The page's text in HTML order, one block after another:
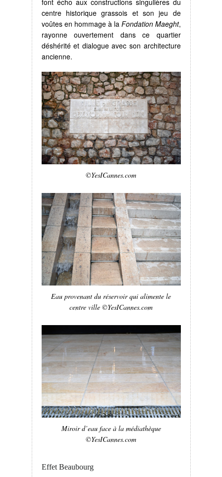
font écho aux constructions singulières du
centre historique grassois et son jeu de
voûtes en hommage à laFondation Maeght,
rayonne ouvertement dans ce quartier
déshérité et dialogue avec son architecture
ancienne.
©YesICannes.com
Eau provenant du réservoir qui alimente le
centre ville ©YesICannes.com
Miroir d’eau face à la médiathèque
©YesICannes.com
Effet Beaubourg